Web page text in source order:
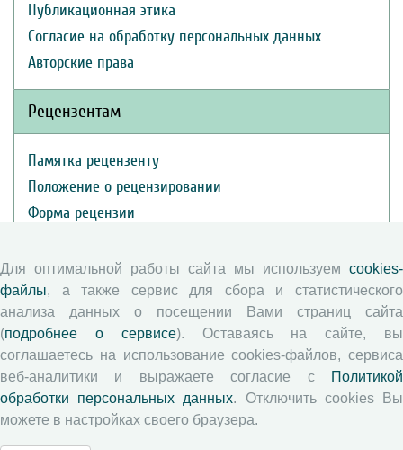
Публикационная этика
Согласие на обработку персональных данных
Авторские права
Рецензентам
Памятка рецензенту
Положение о рецензировании
Форма рецензии
Журналы ВолНЦ РАН
Экономические и социальные перемены
Проблемы развития территории
Вопросы территориального развития
Социальное пространство
Юный экономист
Для оптимальной работы сайта мы используем cookies-
файлы, а также сервис для сбора и статистического
анализа данных о посещении Вами страниц сайта
(подробнее о сервисе). Оставаясь на сайте, вы
соглашаетесь на использование cookies-файлов, сервиса
веб-аналитики и выражаете согласие с
Политикой
обработки персональных данных. Отключить cookies Вы
можете в настройках своего браузера.